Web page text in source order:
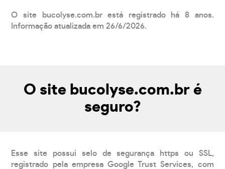
O site bucolyse.com.br está registrado há 8 anos.
Informação atualizada em 26/6/2026.
O site bucolyse.com.br é
seguro?
Esse site possui selo de segurança https ou SSL,
registrado pela empresa Google Trust Services, com